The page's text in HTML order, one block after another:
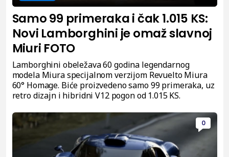
Samo 99 primeraka i čak 1.015 KS:
Novi Lamborghini je omaž slavnoj
Miuri FOTO
Lamborghini obeležava 60 godina legendarnog
modela Miura specijalnom verzijom Revuelto Miura
60° Homage. Biće proizvedeno samo 99 primeraka, uz
retro dizajn i hibridni V12 pogon od 1.015 KS.
0